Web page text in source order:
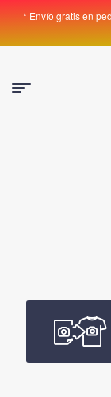
* Envío gratis en